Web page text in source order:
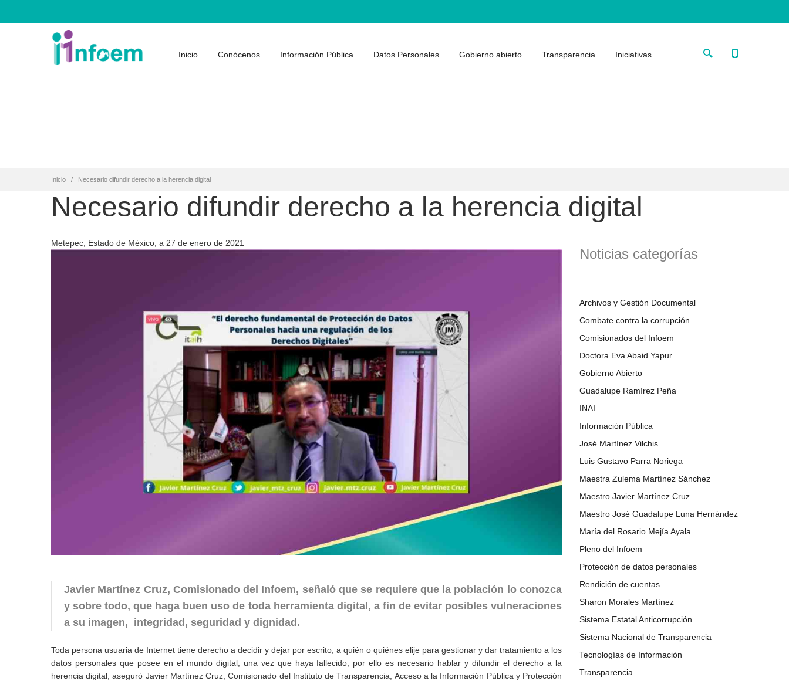
Inicio Conócenos Información Pública Datos Personales Gobierno abierto Transparencia Iniciativas
Inicio Necesario difundir derecho a la herencia digital
Necesario difundir derecho a la herencia digital
Metepec, Estado de México, a 27 de enero de 2021
Javier Martínez Cruz, Comisionado del Infoem, señaló que se requiere que la población lo conozca
y sobre todo, que haga buen uso de toda herramienta digital, a fin de evitar posibles vulneraciones
a su imagen, integridad, seguridad y dignidad.
Toda persona usuaria de Internet tiene derecho a decidir y dejar por escrito, a quién o quiénes elije para gestionar y dar tratamiento a los
datos personales que posee en el mundo digital, una vez que haya fallecido, por ello es necesario hablar y difundir el derecho a la
herencia digital, aseguró Javier Martínez Cruz, Comisionado del Instituto de Transparencia, Acceso a la Información Pública y Protección
Noticias categorías
Archivos y Gestión Documental
Combate contra la corrupción
Comisionados del Infoem
Doctora Eva Abaid Yapur
Gobierno Abierto
Guadalupe Ramírez Peña
INAI
Información Pública
José Martínez Vilchis
Luis Gustavo Parra Noriega
Maestra Zulema Martínez Sánchez
Maestro Javier Martínez Cruz
Maestro José Guadalupe Luna Hernández
María del Rosario Mejía Ayala
Pleno del Infoem
Protección de datos personales
Rendición de cuentas
Sharon Morales Martínez
Sistema Estatal Anticorrupción
Sistema Nacional de Transparencia
Tecnologías de Información
Transparencia